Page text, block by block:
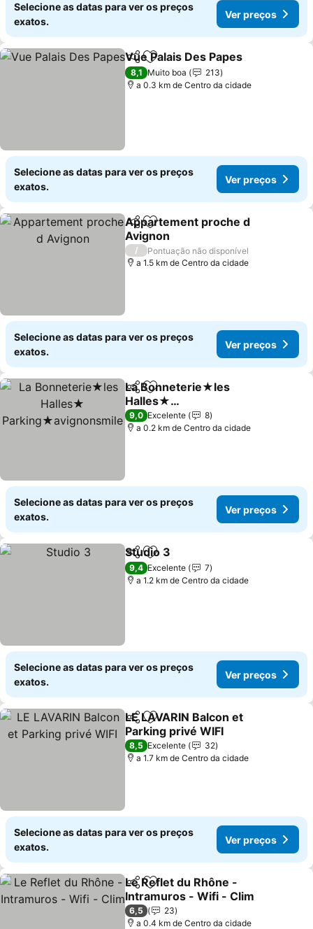
Selecione as datas para ver os preços
exatos.
Ver preços
PartilharAdicionar aos favoritos
Vue Palais Des Papes
8,1 Muito boa
213
a 0.3 km de Centro da cidade
Selecione as datas para ver os preços
exatos.
Ver preços
PartilharAdicionar aos favoritos
Appartement proche d
Avignon
Ver preços
/
Pontuação não disponível
a 1.5 km de Centro da cidade
Selecione as datas para ver os preços
exatos.
Ver preços
PartilharAdicionar aos favoritos
La Bonneterie★les
Halles★
Parking★avignonsmile
Ver preços
9,0 Excelente
8
a 0.2 km de Centro da cidade
Selecione as datas para ver os preços
exatos.
Ver preços
PartilharAdicionar aos favoritos
Studio 3
9,4 Excelente
7
a 1.2 km de Centro da cidade
Selecione as datas para ver os preços
exatos.
Ver preços
PartilharAdicionar aos favoritos
LE LAVARIN Balcon et
Parking privé WIFI
Ver preços
8,5 Excelente
32
a 1.7 km de Centro da cidade
Selecione as datas para ver os preços
exatos.
Ver preços
PartilharAdicionar aos favoritos
Le Reflet du Rhône -
Intramuros - Wifi - Clim
Ver preços
6,5
23
a 0.4 km de Centro da cidade